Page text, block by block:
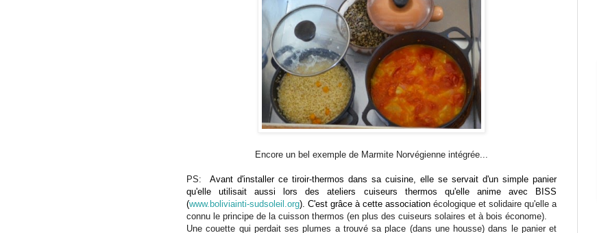
Encore un bel exemple de Marmite Norvégienne intégrée...
PS: Avant d'installer ce tiroir-thermos dans sa cuisine, elle se servait d'un simple panier
qu'elle utilisait aussi lors des ateliers cuiseurs thermos qu'elle anime avec BISS
(www.boliviainti-sudsoleil.org). C'est grâce à cette association écologique et solidaire qu'elle a
connu le principe de la cuisson thermos (en plus des cuiseurs solaires et à bois économe).
Une couette qui perdait ses plumes a trouvé sa place (dans une housse) dans le panier et